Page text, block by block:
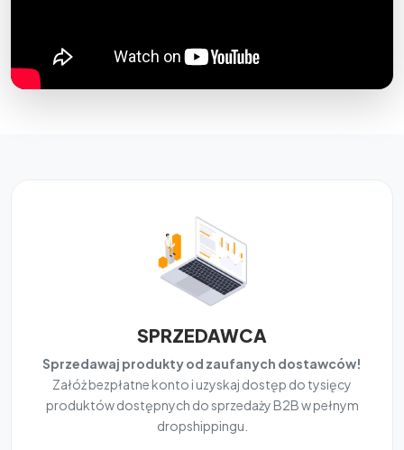
SPRZEDAWCA
Sprzedawaj produkty od zaufanych dostawców!
Załóż bezpłatne konto i uzyskaj dostęp do tysięcy
produktów dostępnych do sprzedaży B2B w pełnym
dropshippingu.